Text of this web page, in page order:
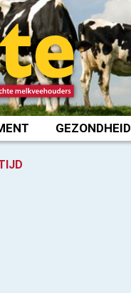
GEZONDHEID